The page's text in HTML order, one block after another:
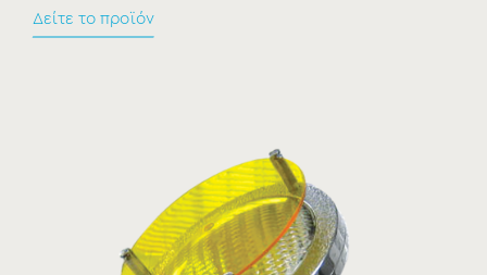
Δείτε το προϊόν